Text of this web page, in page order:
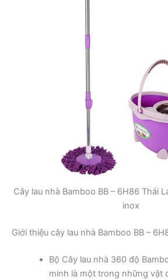
Cây lau nhà Bamboo BB – 6H86 Thái
inox
Giới thiệu cây lau nhà Bamboo BB –
Bộ Cây lau nhà 360 độ
minh là một trong những vật